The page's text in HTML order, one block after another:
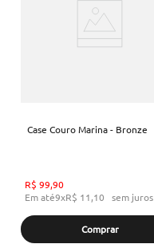
Case Couro Marina - Bronze
R$ 99,90
Em até9xR$ 11,10 sem juros
Comprar